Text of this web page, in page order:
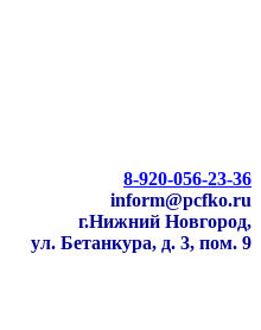
8-920-056-23-36
inform@pcfko.ru
г.Нижний Новгород,
ул. Бетанкура, д. 3, пом. 9